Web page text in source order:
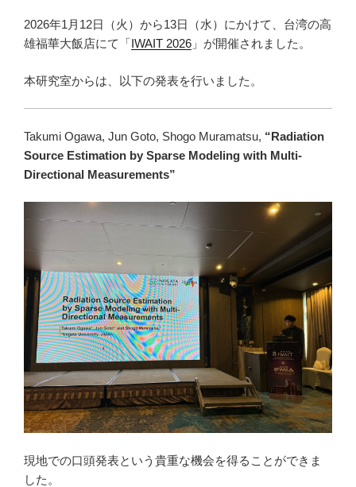
2026年1月12日（火）から13日（水）にかけて、台湾の高
雄福華大飯店にて「IWAIT 2026 」が開催されました。
本研究室からは、以下の発表を行いました。
Takumi Ogawa, Jun Goto, Shogo Muramatsu, “Radiation
Source Estimation by Sparse Modeling with Multi-
Directional Measurements”
現地での口頭発表という貴重な機会を得ることができま
した。